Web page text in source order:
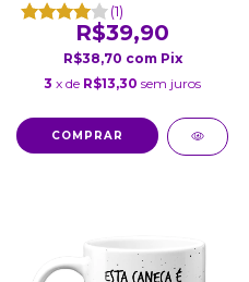
(1)
R$39,90
R$38,70 com Pix
3 x de R$13,30 sem juros
COMPRAR